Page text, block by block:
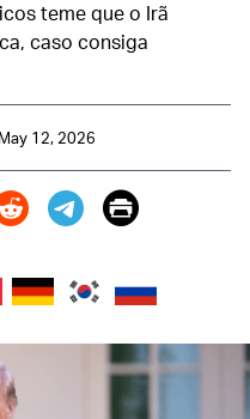
teme que o Irã
caso consiga
12, 2026
Print